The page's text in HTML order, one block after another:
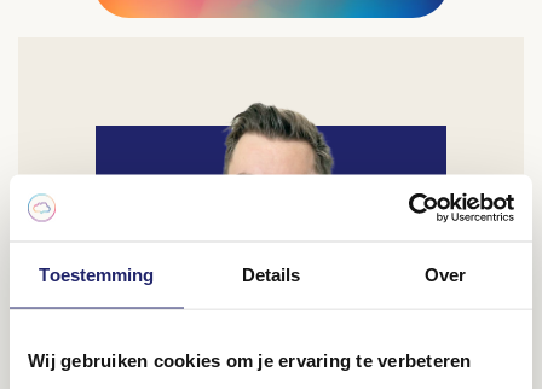
Toestemming Details Over
Wij gebruiken cookies om je ervaring te verbeteren